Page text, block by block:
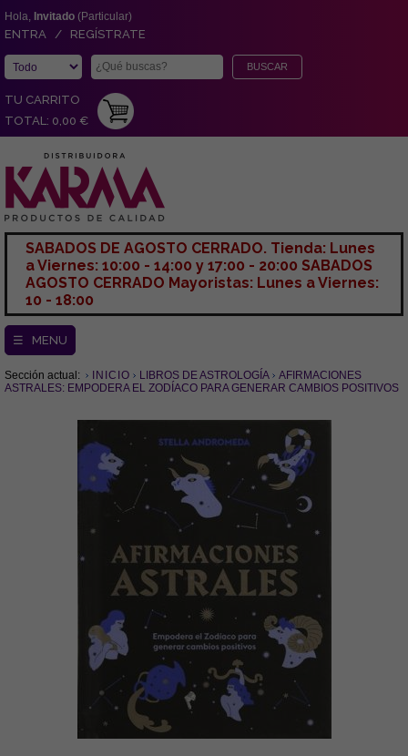
Hola, Invitado (Particular)
ENTRA / REGÍSTRATE
TU CARRITO
TOTAL: 0,00 €
SABADOS DE AGOSTO CERRADO. Tienda: Lunes
a Viernes: 10:00 - 14:00 y 17:00 - 20:00 SABADOS
AGOSTO CERRADO Mayoristas: Lunes a Viernes:
10 - 18:00
☰ MENU
Sección actual: INICIO LIBROS DE ASTROLOGÍA
AFIRMACIONES
ASTRALES: EMPODERA EL ZODÍACO PARA GENERAR CAMBIOS POSITIVOS